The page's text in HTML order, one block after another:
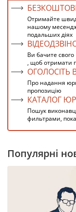
Отримайте
нашому
подальших діях
Ви бачите
, щоб отримати
ОГОЛОСІТЬ
Про надання
пропозицію
КАТАЛОГ
Пошук
фильтрами,
Популярні